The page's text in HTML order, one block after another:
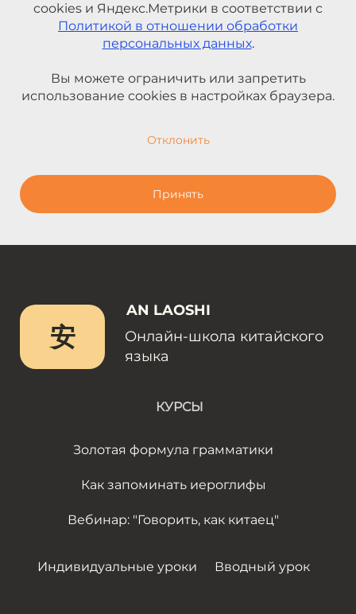
cookies и Яндекс.Метрики в соответствии с
Политикой в отношении обработки
персональных данных.
Вы можете ограничить или запретить
использование cookies в настройках браузера.
Отклонить
Принять
安
AN LAOSHI
Онлайн-школа китайского
языка
КУРСЫ
Золотая формула грамматики
Как запоминать иероглифы
Вебинар: "Говорить, как китаец"
Индивидуальные уроки Вводный урок